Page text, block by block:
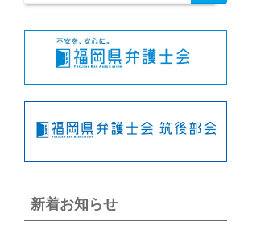
新着お知らせ